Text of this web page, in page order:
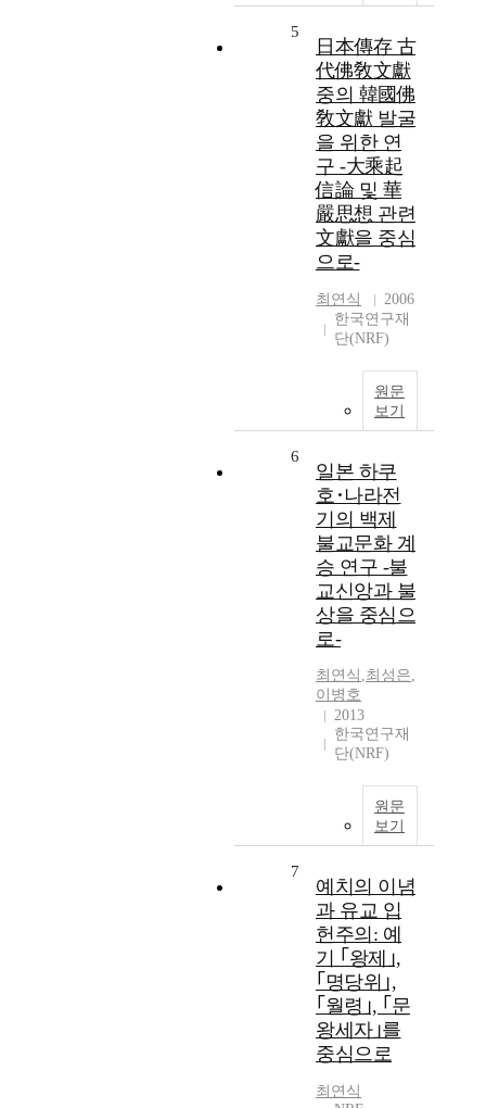
5
日本傳存 古
代佛敎文獻
중의 韓國佛
敎文獻 발굴
을 위한 연
구 -大乘起
信論 및 華
嚴思想 관련
文獻을 중심
으로-
최연식
2006
한국연구재
단(NRF)
원문
보기
6
일본 하쿠
호･나라전
기의 백제
불교문화 계
승 연구 -불
교신앙과 불
상을 중심으
로-
최연식 ,최성은,
이병호
2013
한국연구재
단(NRF)
원문
보기
7
예치의 이념
과 유교 입
헌주의: 예
기 ｢왕제｣,
｢명당위｣,
｢월령｣, ｢문
왕세자｣를
중심으로
최연식